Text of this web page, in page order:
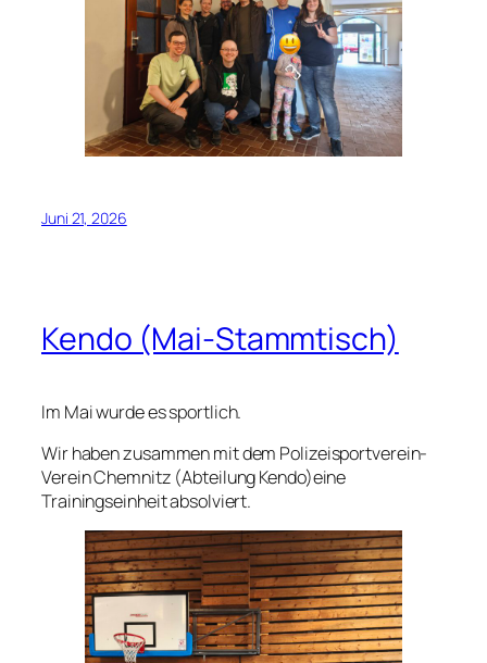
Juni 21, 2026
Kendo (Mai-Stammtisch)
Im Mai wurde es sportlich.
Wir haben zusammen mit dem Polizeisportverein-
Verein Chemnitz (Abteilung Kendo)eine
Trainingseinheit absolviert.